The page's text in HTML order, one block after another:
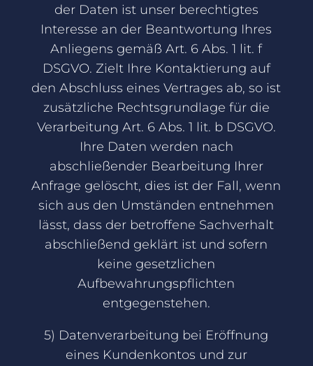
der Daten ist unser berechtigtes
Interesse an der Beantwortung Ihres
Anliegens gemäß Art. 6 Abs. 1 lit. f
DSGVO. Zielt Ihre Kontaktierung auf
den Abschluss eines Vertrages ab, so ist
zusätzliche Rechtsgrundlage für die
Verarbeitung Art. 6 Abs. 1 lit. b DSGVO.
Ihre Daten werden nach
abschließender Bearbeitung Ihrer
Anfrage gelöscht, dies ist der Fall, wenn
sich aus den Umständen entnehmen
lässt, dass der betroffene Sachverhalt
abschließend geklärt ist und sofern
keine gesetzlichen
Aufbewahrungspflichten
entgegenstehen.
5) Datenverarbeitung bei Eröffnung
eines Kundenkontos und zur